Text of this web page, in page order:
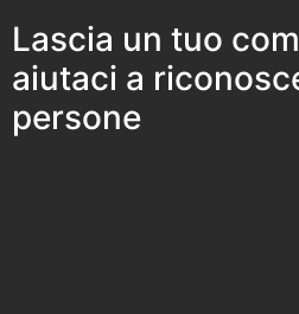
Lascia un tuo
aiutaci a
persone